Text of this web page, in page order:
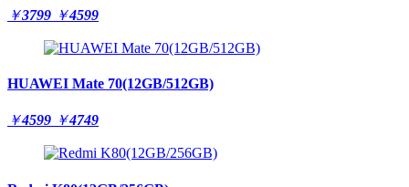
￥3799 ￥4599
HUAWEI Mate 70(12GB/512GB)
￥4599 ￥4749